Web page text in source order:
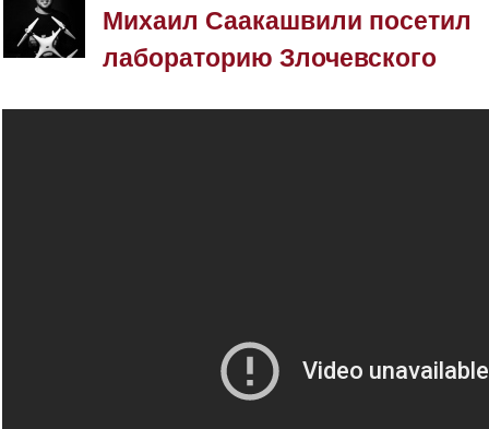
Михаил Саакашвили посетил
лабораторию Злочевского